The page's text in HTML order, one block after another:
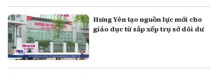
Hưng Yên tạo nguồn lực mới cho
giáo dục từ sắp xếp trụ sở dôi dư